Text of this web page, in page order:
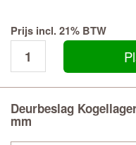
Prijs incl. 21% BTW
Deurbeslag
mm